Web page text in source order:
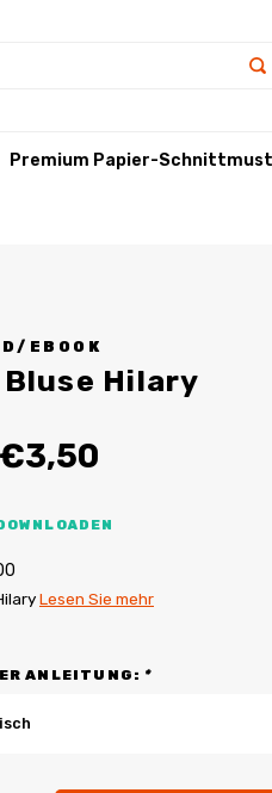
Premium Papier-
EBOOK
Bluse Hilary
€3,50
0
Lesen Sie mehr
ANLEITUNG: *